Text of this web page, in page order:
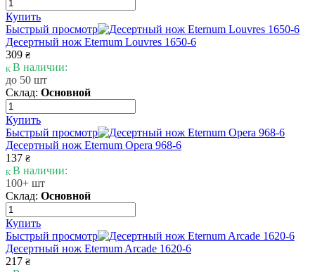
Купить
Быстрый просмотр
Десертный нож Eternum Louvres 1650-6
309 ₴
В наличии:
до 50 шт
Склад: Основной
Купить
Быстрый просмотр
Десертный нож Eternum Opera 968-6
137 ₴
В наличии:
100+ шт
Склад: Основной
Купить
Быстрый просмотр
Десертный нож Eternum Arcade 1620-6
217 ₴